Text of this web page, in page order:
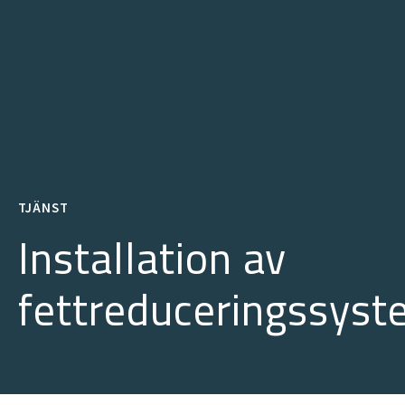
TJÄNST
Installation av